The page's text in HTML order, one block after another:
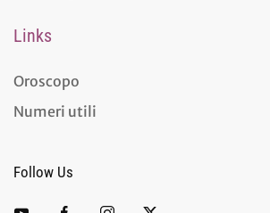
Links
Oroscopo
Numeri utili
Follow Us